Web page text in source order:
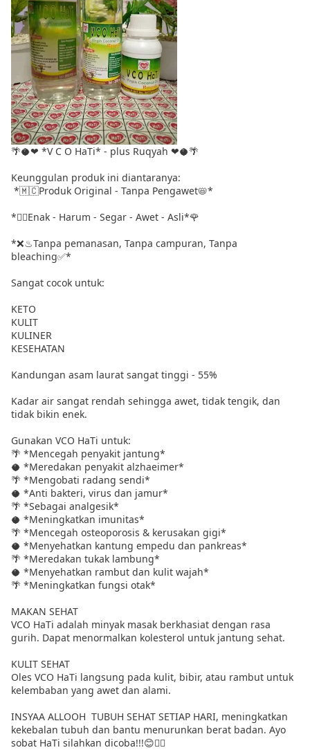
🌴🥥❤ *V C O HaTi* - plus Ruqyah ❤🥥🌴
Keunggulan produk ini diantaranya:
*🇲🇨Produk Original - Tanpa Pengawet📛*
*👍🏼Enak - Harum - Segar - Awet - Asli*🌹
*❌♨Tanpa pemanasan, Tanpa campuran, Tanpa
bleaching✅*
Sangat cocok untuk:
KETO
KULIT
KULINER
KESEHATAN
Kandungan asam laurat sangat tinggi - 55%
Kadar air sangat rendah sehingga awet, tidak tengik, dan
tidak bikin enek.
Gunakan VCO HaTi untuk:
🌴 *Mencegah penyakit jantung*
🥥 *Meredakan penyakit alzhaeimer*
🌴 *Mengobati radang sendi*
🥥 *Anti bakteri, virus dan jamur*
🌴 *Sebagai analgesik*
🥥 *Meningkatkan imunitas*
🌴 *Mencegah osteoporosis & kerusakan gigi*
🥥 *Menyehatkan kantung empedu dan pankreas*
🌴 *Meredakan tukak lambung*
🥥 *Menyehatkan rambut dan kulit wajah*
🌴 *Meningkatkan fungsi otak*
MAKAN SEHAT
VCO HaTi adalah minyak masak berkhasiat dengan rasa
gurih. Dapat menormalkan kolesterol untuk jantung sehat.
KULIT SEHAT
Oles VCO HaTi langsung pada kulit, bibir, atau rambut untuk
kelembaban yang awet dan alami.
INSYAA ALLOOH TUBUH SEHAT SETIAP HARI, meningkatkan
kekebalan tubuh dan bantu menurunkan berat badan. Ayo
sobat HaTi silahkan dicoba!!!😊👍🏻